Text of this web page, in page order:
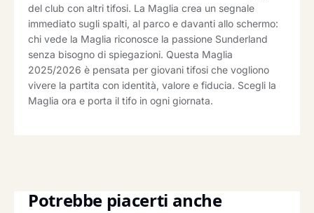
del club con altri tifosi. La Maglia crea un segnale
immediato sugli spalti, al parco e davanti allo schermo:
chi vede la Maglia riconosce la passione Sunderland
senza bisogno di spiegazioni. Questa Maglia
2025/2026 è pensata per giovani tifosi che vogliono
vivere la partita con identità, valore e fiducia. Scegli la
Maglia ora e porta il tifo in ogni giornata.
Potrebbe piacerti anche